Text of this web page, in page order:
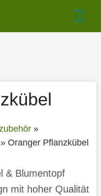
»
» Oranger Pflanzkübel
& Blumentopf
mit hoher Qualität